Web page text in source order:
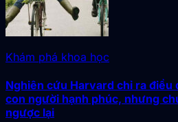
Khám phá khoa học
Nghiên cứu Harvard chỉ ra điều
con người hạnh phúc, nhưng
ngược lại